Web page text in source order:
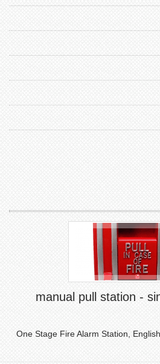
manual pull station -
One Stage Fire Alarm Station,